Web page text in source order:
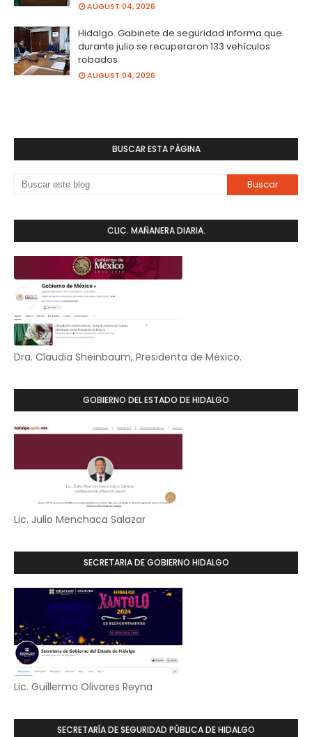
AUGUST 04, 2026
Hidalgo. Gabinete de seguridad informa que
durante julio se recuperaron 133 vehículos
robados
AUGUST 04, 2026
BUSCAR ESTA PÁGINA
CLIC. MAÑANERA DIARIA.
Dra. Claudia Sheinbaum, Presidenta de México.
GOBIERNO DEL ESTADO DE HIDALGO
Lic. Julio Menchaca Salazar
SECRETARIA DE GOBIERNO HIDALGO
Lic. Guillermo Olivares Reyna
SECRETARÍA DE SEGURIDAD PÚBLICA DE HIDALGO